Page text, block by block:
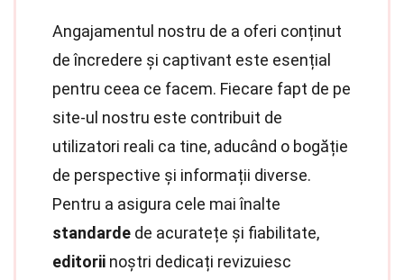
Angajamentul nostru de a oferi conținut
de încredere și captivant este esențial
pentru ceea ce facem. Fiecare fapt de pe
site-ul nostru este contribuit de
utilizatori reali ca tine, aducând o bogăție
de perspective și informații diverse.
Pentru a asigura cele mai înalte
standarde de acuratețe și fiabilitate,
editorii noștri dedicați revizuiesc